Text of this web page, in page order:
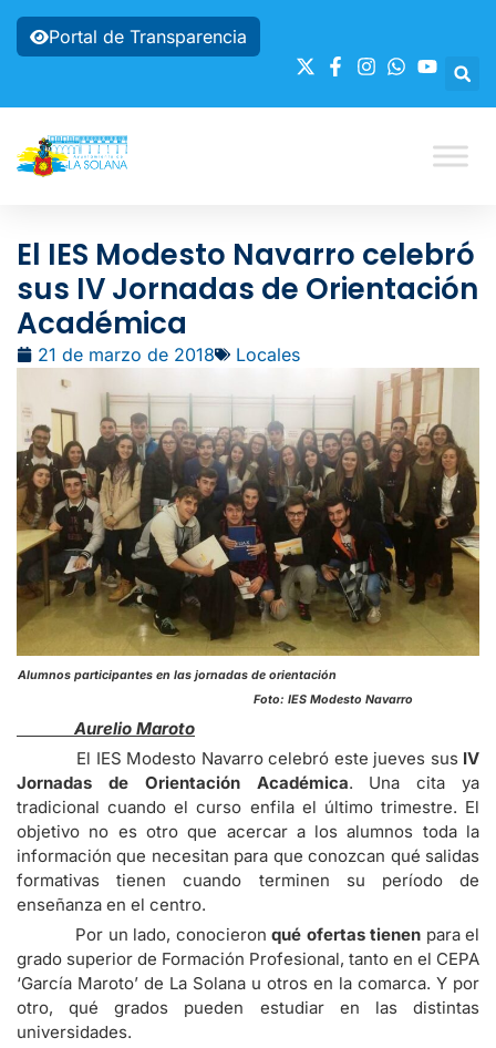
Portal de Transparencia
El IES Modesto Navarro celebró
sus IV Jornadas de Orientación
Académica
21 de marzo de 2018 Locales
Alumnos participantes en las jornadas de orientación
Foto: IES Modesto Navarro
Aurelio Maroto
El IES Modesto Navarro celebró este jueves sus IV
Jornadas de Orientación Académica. Una cita ya
tradicional cuando el curso enfila el último trimestre. El
objetivo no es otro que acercar a los alumnos toda la
información que necesitan para que conozcan qué salidas
formativas tienen cuando terminen su período de
enseñanza en el centro.
Por un lado, conocieronqué ofertas tienen para el
grado superior de Formación Profesional, tanto en el CEPA
‘García Maroto’ de La Solana u otros en la comarca. Y por
otro, qué grados pueden estudiar en las distintas
universidades.